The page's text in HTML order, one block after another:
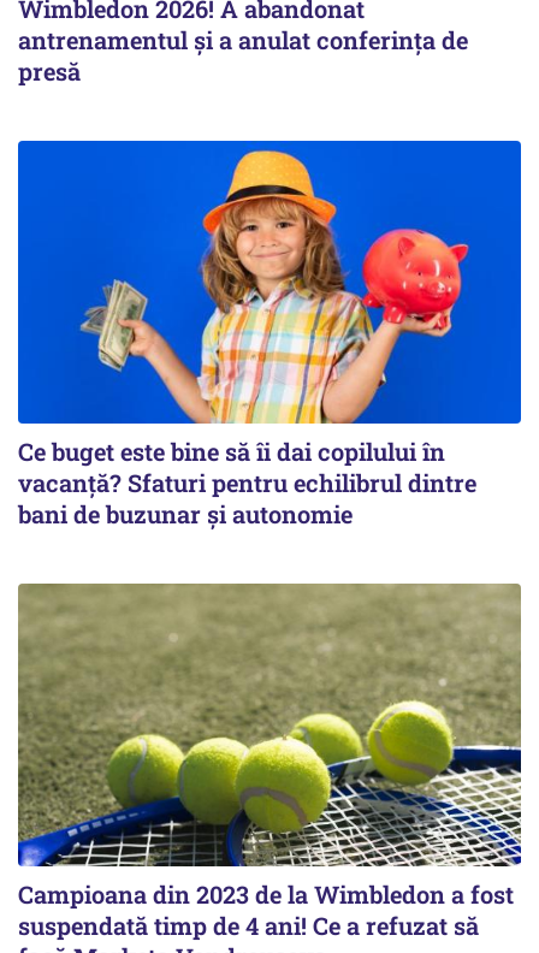
Wimbledon 2026! A abandonat
antrenamentul și a anulat conferința de
presă
Ce buget este bine să îi dai copilului în
vacanță? Sfaturi pentru echilibrul dintre
bani de buzunar și autonomie
Campioana din 2023 de la Wimbledon a fost
suspendată timp de 4 ani! Ce a refuzat să